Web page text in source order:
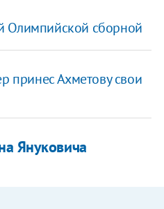
Олимпийской сборной
принес Ахметову свои
Януковича